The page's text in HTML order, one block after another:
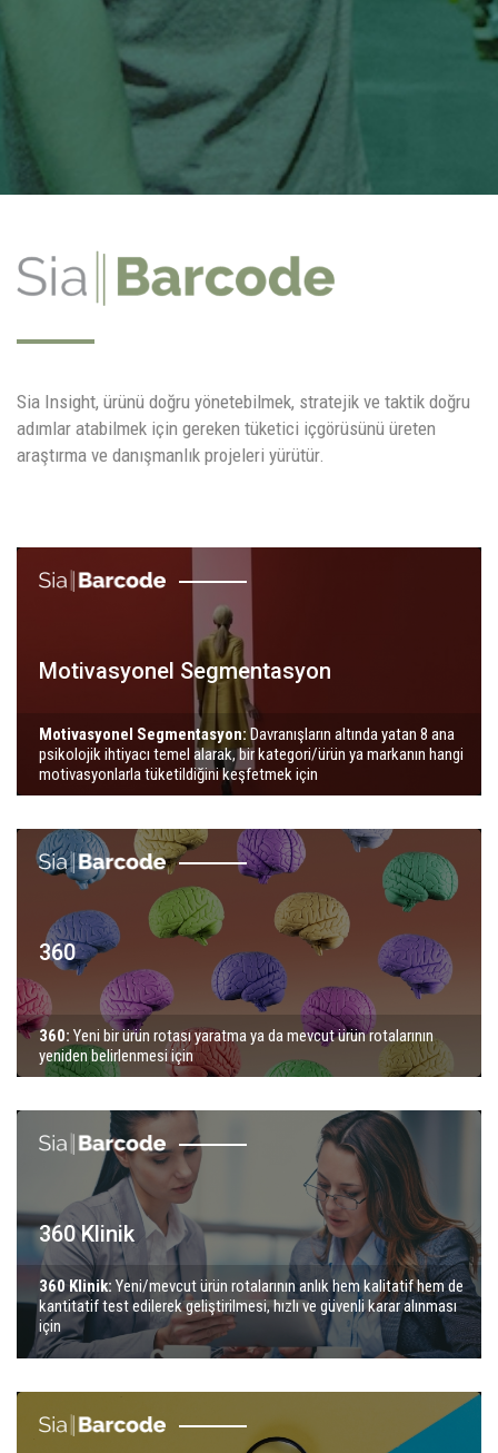
Sia Insight, ürünü doğru yönetebilmek, stratejik ve taktik doğru
adımlar atabilmek için gereken tüketici içgörüsünü üreten
araştırma ve danışmanlık projeleri yürütür.
Motivasyonel Segmentasyon
Motivasyonel Segmentasyon:Davranışların altında yatan 8 ana
psikolojik ihtiyacı temel alarak, bir kategori/ürün ya markanın hangi
motivasyonlarla tüketildiğini keşfetmek için
360
360: Yeni bir ürün rotası yaratma ya da mevcut ürün rotalarının
yeniden belirlenmesi için
360 Klinik
360 Klinik: Yeni/mevcut ürün rotalarının anlık hem kalitatif hem de
kantitatif test edilerek geliştirilmesi, hızlı ve güvenli karar alınması
için